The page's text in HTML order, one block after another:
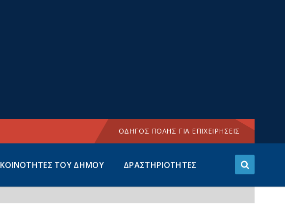
Choose
language:
ΟΔΗΓΟΣ ΠΟΛΗΣ ΓΙΑ ΕΠΙΧΕΙΡΗΣΕΙΣ
ΚΟΙΝΟΤΗΤΕΣ ΤΟΥ ΔΗΜΟΥ ΔΡΑΣΤΗΡΙΟΤΗΤΕΣ